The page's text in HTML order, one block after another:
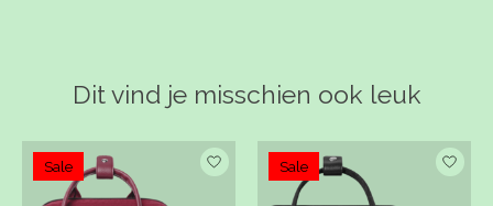
Dit vind je misschien ook leuk
Items van productcarrousel
Sale Sale